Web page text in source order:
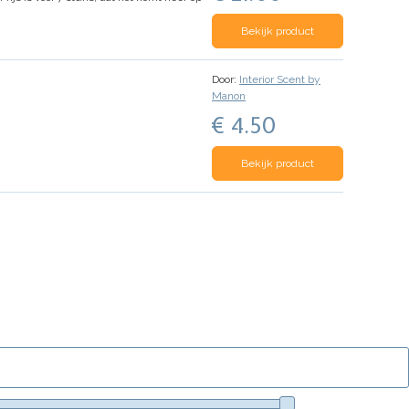
Bekijk product
Door: Interior Scent by
Manon
€ 4.50
Bekijk product